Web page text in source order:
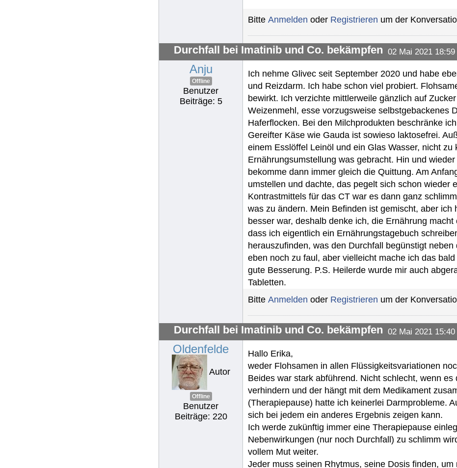
Bitte Anmelden oder Registrieren um der
Durchfall bei Imatinib und Co. bekämpfen 02 Mai 2021 18:59
Anju
Offline
Benutzer
Beiträge: 5
Ich nehme Glivec seit September 2020 und habe
und Reizdarm. Ich habe schon viel probiert.
bewirkt. Ich verzichte mittlerweile gänzlich auf
Weizenmehl, esse vorzugsweise selbstgebackenes
Haferflocken. Bei den Milchprodukten beschränke
Gereifter Käse wie Gauda ist sowieso laktosefrei.
einem Esslöffel Leinöl und ein Glas Wasser, nicht zu
Ernährungsumstellung was gebracht. Hin und
bekomme dann immer gleich die Quittung. Am
umstellen und dachte, das pegelt sich schon wieder
Kontrastmittels für das CT war es dann ganz
was zu ändern. Mein Befinden ist gemischt, aber
besser war, deshalb denke ich, die Ernährung
dass ich eigentlich ein Ernährungstagebuch
herauszufinden, was den Durchfall begünstigt
eben noch zu faul, aber vielleicht mache ich das
gute Besserung. P.S. Heilerde wurde mir auch
Tabletten.
Bitte Anmelden oder Registrieren um der
Durchfall bei Imatinib und Co. bekämpfen 02 Mai 2021 15:40
Oldenfelde
Autor
Offline
Benutzer
Beiträge: 220
Hallo Erika,
weder Flohsamen in allen Flüssigkeitsvariationen
Beides war stark abführend. Nicht schlecht, wenn es
verhindern und der hängt mit dem Medikament
(Therapiepause) hatte ich keinerlei Darmprobleme.
sich bei jedem ein anderes Ergebnis zeigen kann.
Ich werde zukünftig immer eine Therapiepause
Nebenwirkungen (nur noch Durchfall) zu schlimm
vollem Mut weiter.
Jeder muss seinen Rhytmus, seine Dosis finden,